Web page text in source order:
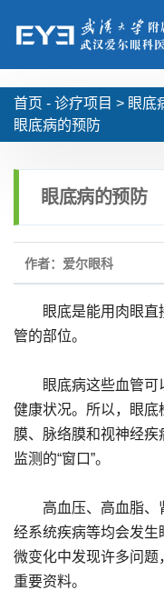
首页 - 诊疗项目 > 眼底
眼底病的预防
眼底病的预防
作者：爱尔眼科
眼底是能用肉眼直
管的部位。
眼底病这些血管可
健康状况。所以，眼底
膜、脉络膜和视神经
监测的“窗口”。
高血压、高血脂、
经系统疾病等均会发生
微变化中发现许多问
重要资料。